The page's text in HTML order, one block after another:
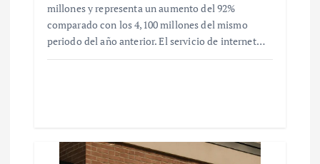
millones y representa un aumento del 92%
comparado con los 4,100 millones del mismo
periodo del año anterior. El servicio de internet…